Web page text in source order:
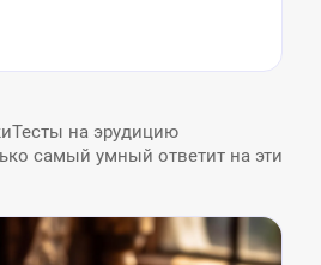
ученых
Тесты на эрудицию
самый умный ответит на эти